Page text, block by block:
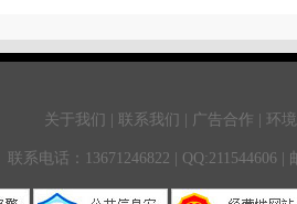
关于我们 | 联系我们 | 广告合作 | 环
联系电话：13671246822 | QQ:211544606 |